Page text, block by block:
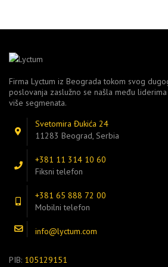
Firma Lyctum iz Beograda tokom svog
poslovanja zaslužno se našla među
više segmenata.
Svetomira Đukića 24
11283 Beograd, Serbia
+381 11 314 10 60
Fiksni telefon
+381 65 888 72 00
Mobilni telefon
info@lyctum.com
PIB: 105129151